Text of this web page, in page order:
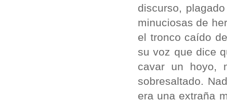
discurso,
minuciosas de
el tronco caído
su voz que dice
cavar un hoyo,
sobresaltado.
era una extraña